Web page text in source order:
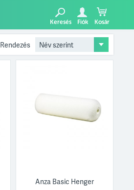
Keresés Fiók Kosár
Rendezés
Anza Basic Henger